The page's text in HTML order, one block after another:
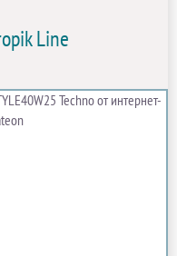
Line